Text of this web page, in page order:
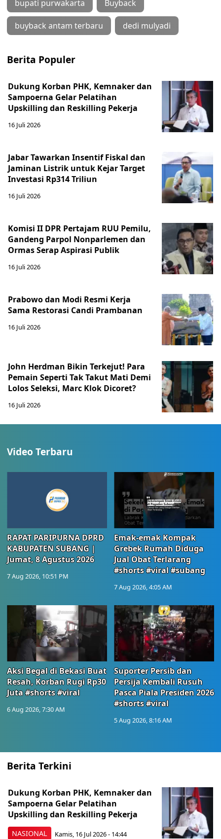
bupati purwakarta Buyback
buyback antam terbaru dedi mulyadi
Berita Populer
Dukung Korban PHK, Kemnaker dan
Sampoerna Gelar Pelatihan
Upskilling dan Reskilling Pekerja
16 Juli 2026
Jabar Tawarkan Insentif Fiskal dan
Jaminan Listrik untuk Kejar Target
Investasi Rp314 Triliun
16 Juli 2026
Komisi II DPR Pertajam RUU Pemilu,
Gandeng Parpol Nonparlemen dan
Ormas Serap Aspirasi Publik
16 Juli 2026
Prabowo dan Modi Resmi Kerja
Sama Restorasi Candi Prambanan
16 Juli 2026
John Herdman Bikin Terkejut! Para
Pemain Seperti Tak Takut Mati Demi
Lolos Seleksi, Marc Klok Dicoret?
16 Juli 2026
Video Terbaru
RAPAT PARIPURNA DPRD
KABUPATEN SUBANG |
Jumat, 8 Agustus 2026
7 Aug 2026, 10:51 PM
Emak-emak Kompak
Grebek Rumah Diduga
Jual Obat Terlarang
#shorts #viral #subang
7 Aug 2026, 4:05 AM
Aksi Begal di Bekasi Buat
Resah, Korban Rugi Rp30
Juta #shorts #viral
6 Aug 2026, 7:30 AM
Suporter Persib dan
Persija Kembali Rusuh
Pasca Piala Presiden 2026
#shorts #viral
5 Aug 2026, 8:16 AM
Berita Terkini
NASIONAL
Dukung Korban PHK, Kemnaker dan
Sampoerna Gelar Pelatihan
Upskilling dan Reskilling Pekerja
Kamis, 16 Jul 2026 - 14:44